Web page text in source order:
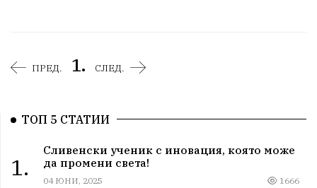
ПРЕД. 1. СЛЕД.
ТОП 5 СТАТИИ
1.
Сливенски ученик с иновация, която може
да промени света!
04 ЮНИ, 2025 1666